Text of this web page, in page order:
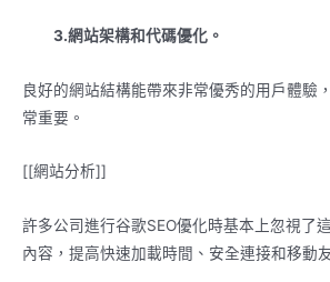
3.網站架構和代碼優化。
良好的網站結構能帶來非常優秀的用戶體驗
常重要。
[[網站分析]]
許多公司進行谷歌SEO優化時基本上忽視了
內容，提高快速加載時間、安全連接和移動